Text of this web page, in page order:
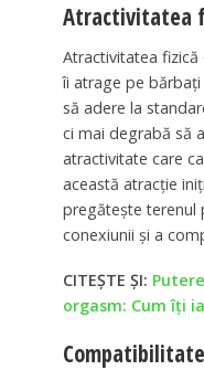
Atractivitatea
Atractivitatea
îi atrage pe bărbați
să adere la
ci mai degrabă să
atractivitate care
această atracție
pregătește terenul
conexiunii și a
CITEȘTE ȘI:
orgasm: Cum îți